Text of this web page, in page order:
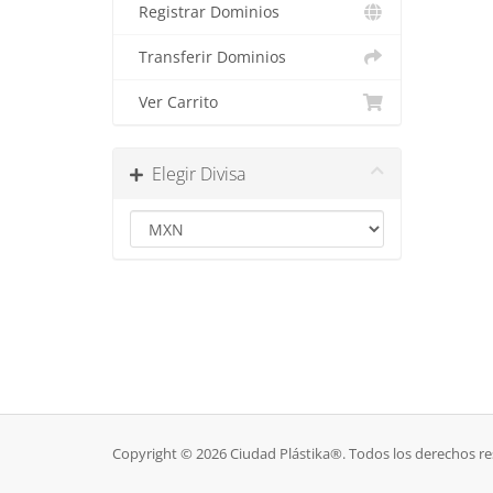
Registrar Dominios
Transferir Dominios
Ver Carrito
Elegir Divisa
Copyright © 2026 Ciudad Plástika®. Todos los derechos